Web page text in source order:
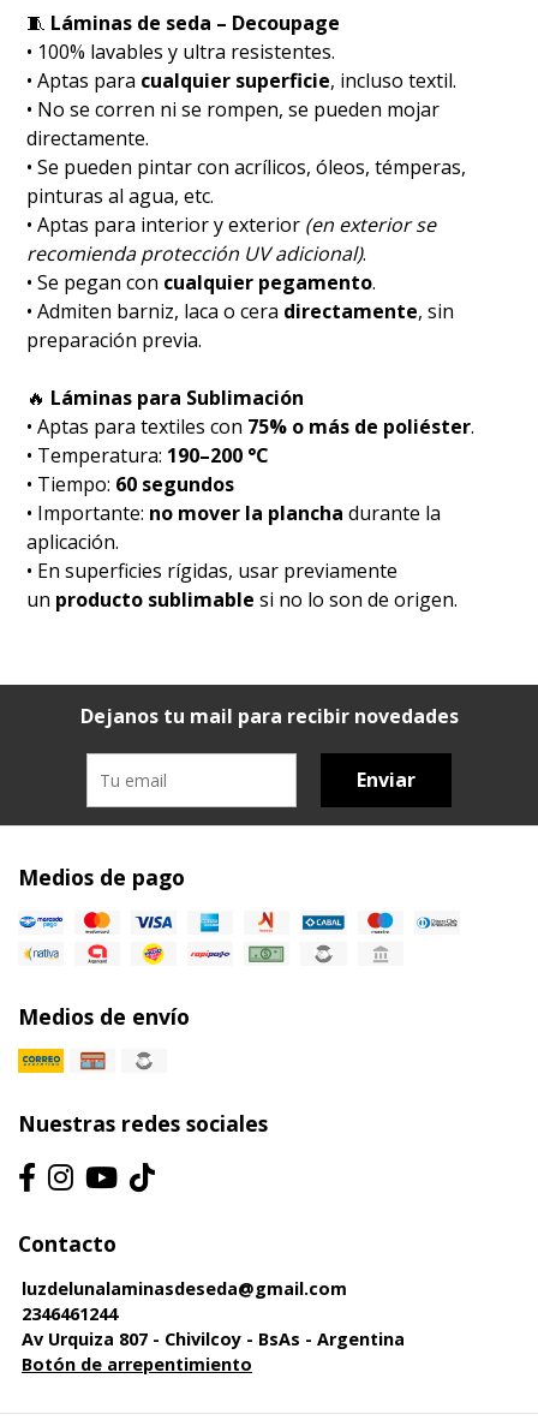
🧵 Láminas de seda – Decoupage
• 100% lavables y ultra resistentes.
• Aptas para cualquier superficie, incluso textil.
• No se corren ni se rompen, se pueden mojar
directamente.
• Se pueden pintar con acrílicos, óleos, témperas,
pinturas al agua, etc.
• Aptas para interior y exterior (en exterior se
recomienda protección UV adicional).
• Se pegan con cualquier pegamento.
• Admiten barniz, laca o cera directamente, sin
preparación previa.
🔥 Láminas para Sublimación
• Aptas para textiles con 75% o más de poliéster.
• Temperatura: 190–200 °C
• Tiempo: 60 segundos
• Importante: no mover la plancha durante la
aplicación.
• En superficies rígidas, usar previamente
un producto sublimable si no lo son de origen.
Dejanos tu mail para recibir novedades
Enviar
Medios de pago
Medios de envío
Nuestras redes sociales
Contacto
luzdelunalaminasdeseda@gmail.com
2346461244
Av Urquiza 807 - Chivilcoy - BsAs - Argentina
Botón de arrepentimiento